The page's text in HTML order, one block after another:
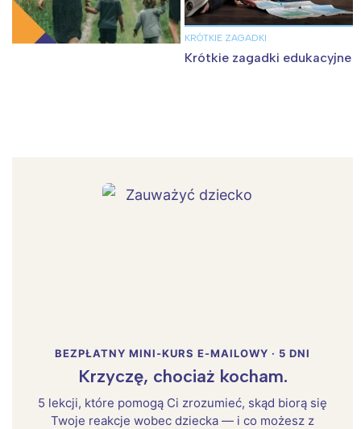
KRÓTKIE ZAGADKI
Krótkie zagadki edukacyjne
BEZPŁATNY MINI-KURS E-MAILOWY · 5 DNI
Krzyczę, chociaż kocham.
5 lekcji, które pomogą Ci zrozumieć, skąd biorą się
Twoje reakcje wobec dziecka — i co możesz z